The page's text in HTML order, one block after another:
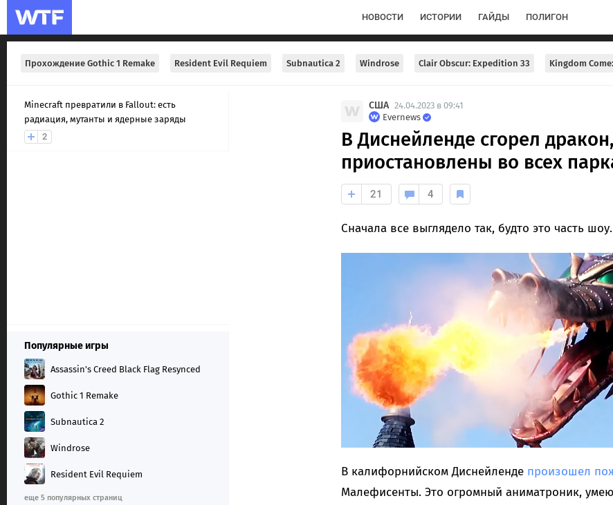
НОВОСТИ ИСТОРИИ ГАЙДЫ ПОЛИГОН
Прохождение Gothic 1 Remake Resident Evil Requiem Subnautica 2 Windrose Clair Obscur: Expedition 33 Kingdom
Minecraft превратили в Fallout: есть
радиация, мутанты и ядерные заряды
2
Популярные игры
Assassin's Creed Black Flag Resynced
Gothic 1 Remake
Subnautica 2
Windrose
Resident Evil Requiem
еще 5 популярных страниц
США 24.04.2023 в 09:41
Evernews
В Диснейленде сгорел
приостановлены во всех
21 4
Сначала все выглядело так, будто это часть шоу.
В калифорнийском Диснейленде произошел
Малефисенты. Это огромный аниматроник,